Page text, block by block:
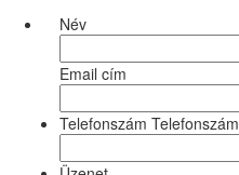
Név
Email cím
Telefonszám Telefonszám